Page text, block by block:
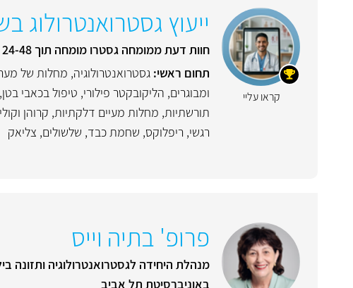
קראו עליי
ייעוץ גסטרואנטרולוג
חוות דעת ממומחה גסטרו מומחה תוך 24-48 שעות | ייעוץ אונליין מהבית | עם אפשרות לקבלת החזר מחברות הביטוח הפרטיות
תחום ראשי: גסטרואנטרולוגיה, מחלות של
ומבוגרים, הליקובקטר פילורי, טיפול בכאבי בטן,
תורשתיות, מחלות מעיים דלקתיות, קרוהן
רגשי, ריפלוקס, שחמת כבד, שלשולים, צליאק
פרופ' בתיה וייס
מנהלת היחידה לגסטרואנטרולוגיה ותזונה
באוניברסיטת תל אביב